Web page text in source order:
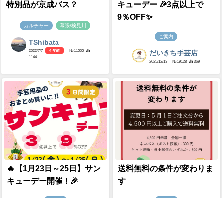
特別品が京成バス？
カルチャー 幕張/検見川
TShibata
2022/7/7 4 年前
- №11505
1144
キューデー 🎉3点以上で
9％OFF✨
ご案内
だいきち手芸店
2025/12/13 - №19128 369
🔥【1月23日～25日】サン
キューデー開催！🎉
送料無料の条件が変わりま
す